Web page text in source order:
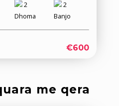
2
Dhoma
2
Banjo
€600
me qera